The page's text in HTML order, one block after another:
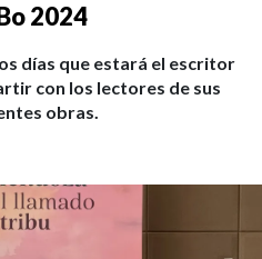
2024
días que estará el escritor
con los lectores de sus
obras.